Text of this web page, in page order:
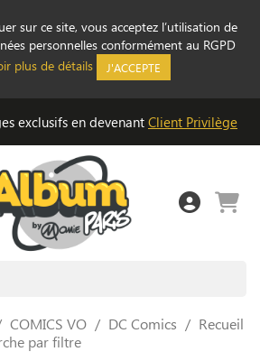
sur ce site, vous acceptez l’utilisation de
personnelles conformément au RGPD
plus de détails J'ACCEPTE
exclusifs en devenant Client Privilège
COMICS VO DC Comics
Recueil
par filtre